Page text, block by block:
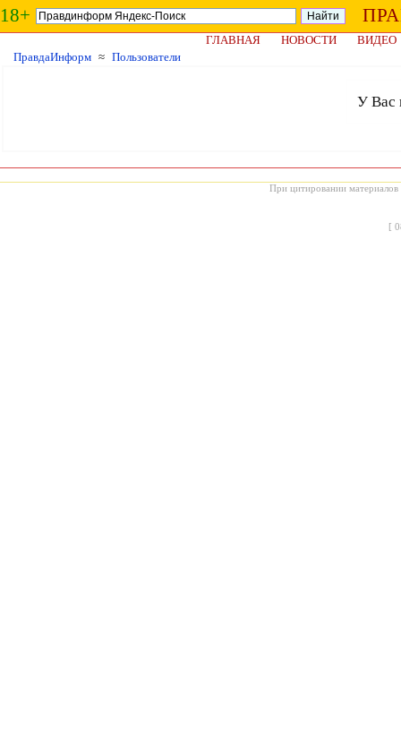
18+
ГЛАВНАЯ НОВОСТИ
ВИДЕО
ПравдаИнформ ≈ Пользователи
У Вас
При цитировании материалов
[